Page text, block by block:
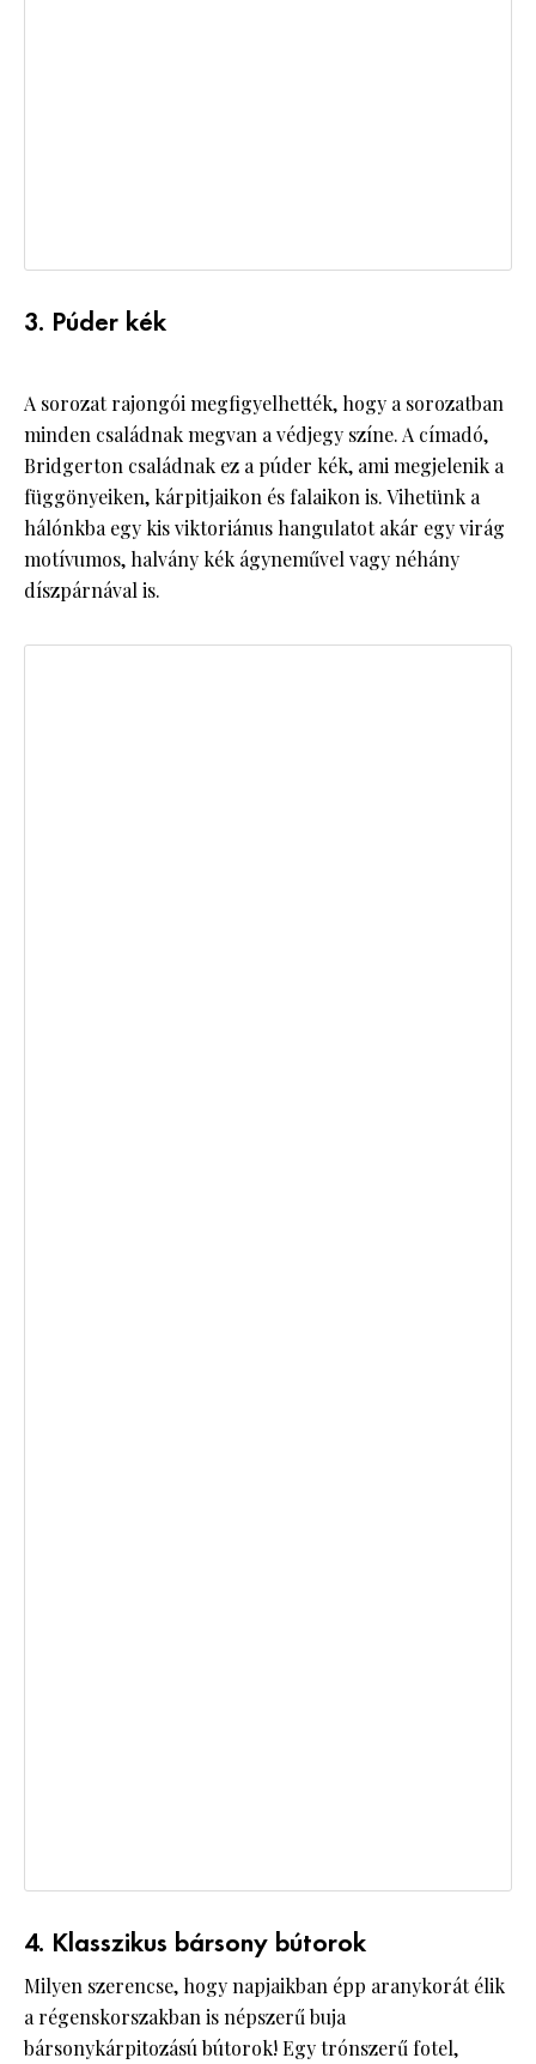
3. Púder kék
A sorozat rajongói megfigyelhették, hogy a sorozatban
minden családnak megvan a védjegy színe. A címadó,
Bridgerton családnak ez a púder kék, ami megjelenik a
függönyeiken, kárpitjaikon és falaikon is. Vihetünk a
hálónkba egy kis viktoriánus hangulatot akár egy virág
motívumos, halvány kék ágyneművel vagy néhány
díszpárnával is.
4. Klasszikus bársony bútorok
Milyen szerencse, hogy napjaikban épp aranykorát élik
a régenskorszakban is népszerű buja
bársonykárpitozású bútorok! Egy trónszerű fotel,